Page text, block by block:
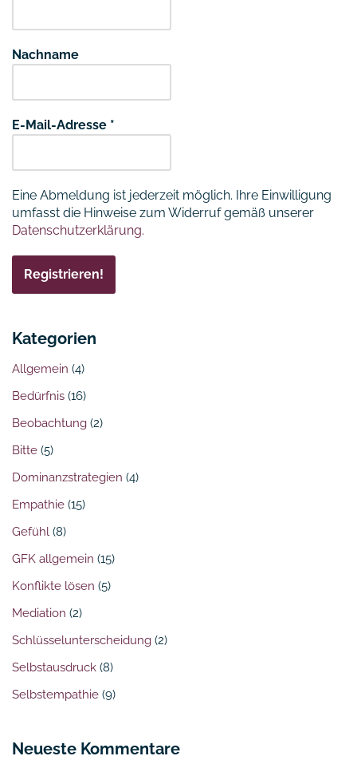
Nachname
E-Mail-Adresse *
Eine Abmeldung ist jederzeit möglich. Ihre Einwilligung
umfasst die Hinweise zum Widerruf gemäß unserer
Datenschutzerklärung.
Kategorien
Allgemein (4)
Bedürfnis (16)
Beobachtung (2)
Bitte (5)
Dominanzstrategien (4)
Empathie (15)
Gefühl (8)
GFK allgemein (15)
Konflikte lösen (5)
Mediation (2)
Schlüsselunterscheidung (2)
Selbstausdruck (8)
Selbstempathie (9)
Neueste Kommentare